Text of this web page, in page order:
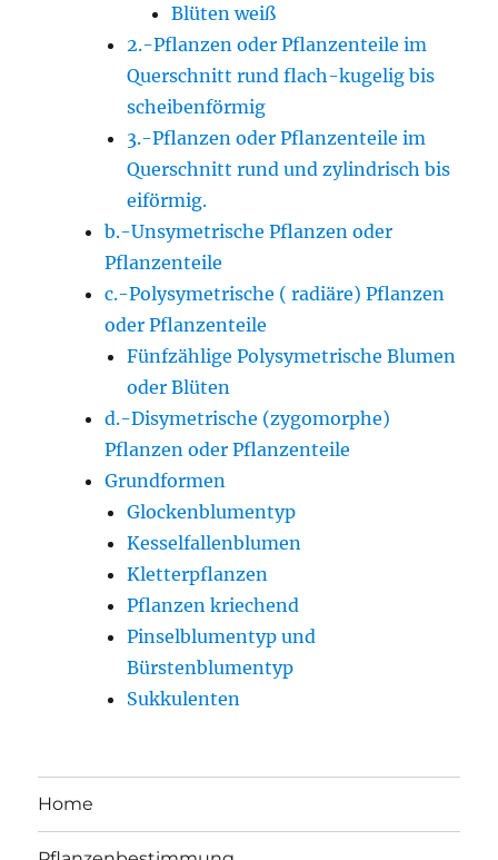
Blüten weiß
2.-Pflanzen oder Pflanzenteile im
Querschnitt rund flach-kugelig bis
scheibenförmig
3.-Pflanzen oder Pflanzenteile im
Querschnitt rund und zylindrisch bis
eiförmig.
b.-Unsymetrische Pflanzen oder
Pflanzenteile
c.-Polysymetrische ( radiäre) Pflanzen
oder Pflanzenteile
Fünfzählige Polysymetrische Blumen
oder Blüten
d.-Disymetrische (zygomorphe)
Pflanzen oder Pflanzenteile
Grundformen
Glockenblumentyp
Kesselfallenblumen
Kletterpflanzen
Pflanzen kriechend
Pinselblumentyp und
Bürstenblumentyp
Sukkulenten
Home